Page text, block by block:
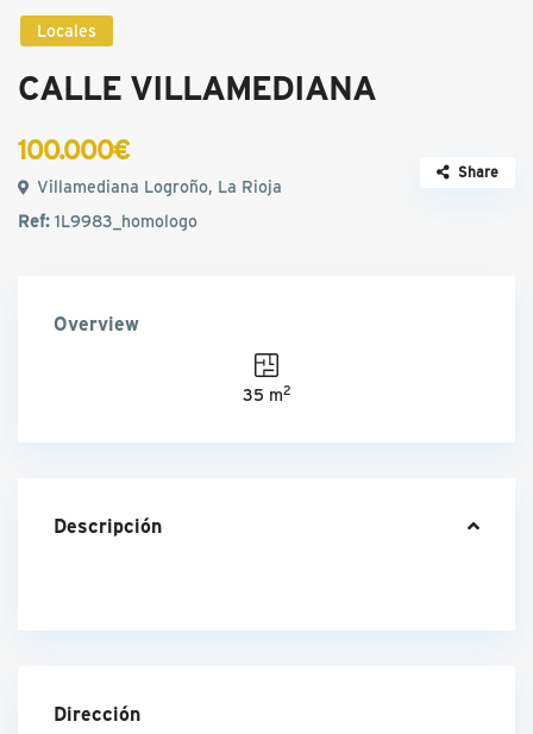
Locales
CALLE VILLAMEDIANA
100.000€
Villamediana Logroño, La Rioja
Ref:1L9983_homologo
Share
Overview
35 m2
Descripción
Dirección